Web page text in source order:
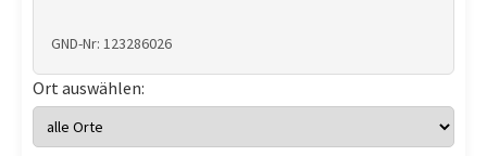
GND-Nr: 123286026
Ort auswählen: